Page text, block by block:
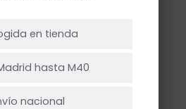
existencias.
en tienda
hasta M40
nacional